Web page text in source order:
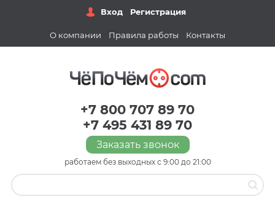
Вход Регистрация
О компании Правила работы Контакты
+7 800 707 89 70
+7 495 431 89 70
Заказать звонок
работаем без выходных с 9:00 до 21:00